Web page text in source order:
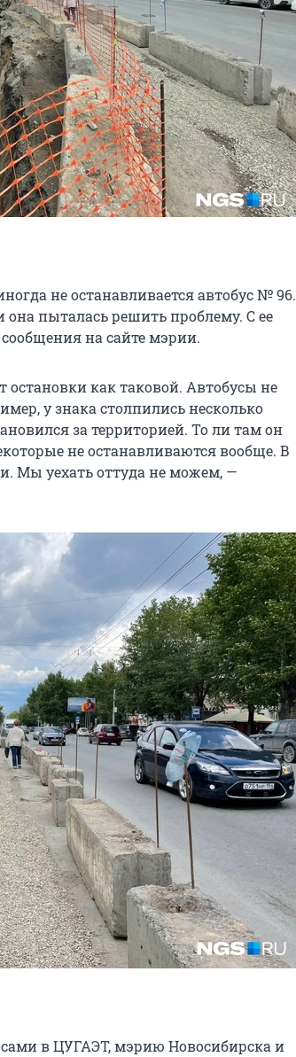
не останавливается автобус № 96.
пыталась решить проблему. С ее
на сайте мэрии.
остановки как таковой. Автобусы не
у знака столпились несколько
за территорией. То ли там он
не останавливаются вообще. В
Мы уехать оттуда не можем, —
в ЦУГАЭТ, мэрию Новосибирска и